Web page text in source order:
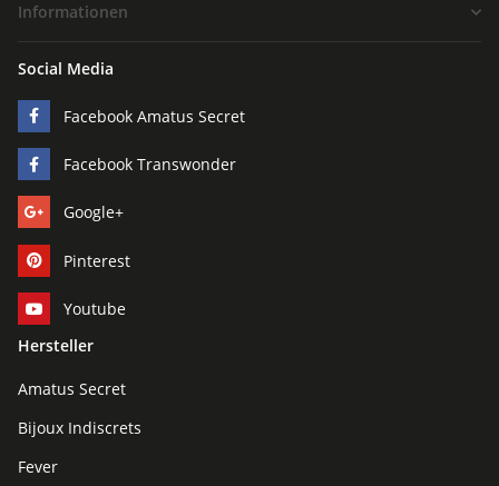
Informationen
Social Media
Facebook Amatus Secret
Facebook Transwonder
Google+
Pinterest
Youtube
Hersteller
Amatus Secret
Bijoux Indiscrets
Fever